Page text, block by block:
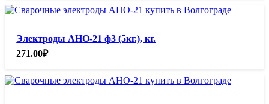
Электроды АНО-21 ф3 (5кг.), кг.
271.00₽